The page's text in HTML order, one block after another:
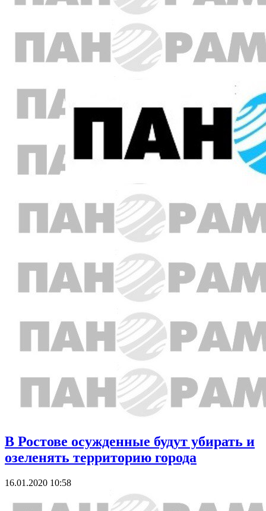
В Ростове осужденные будут убирать и
озеленять территорию города
16.01.2020 10:58